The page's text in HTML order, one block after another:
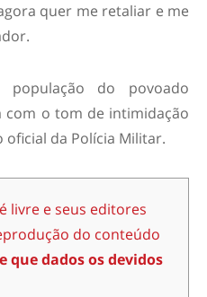
quer me retaliar e me
do povoado
com o tom de intimidação
da Polícia Militar.
livre e seus editores
do conteúdo
que dados os devidos